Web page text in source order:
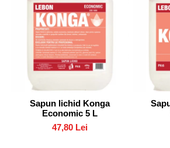
Sapun lichid Konga
Economic 5 L
47,80 Lei